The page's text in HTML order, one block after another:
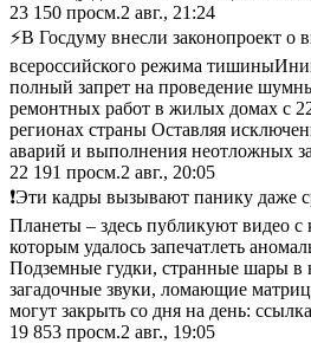
23 150 просм.2 авг., 21:24
⚡В Госдуму внесли законопроект о
всероссийского режима тишины
полный запрет на проведение
ремонтных работ в жилых домах с
регионах страны Оставляя
аварий и выполнения неотложных
22 191 просм.2 авг., 20:05
❗️Эти кадры вызывают панику даже
Планеты – здесь публикуют видео с
которым удалось запечатлеть
Подземные гудки, странные шары в
загадочные звуки, ломающие
могут закрыть со дня на день:
19 853 просм.2 авг., 19:05